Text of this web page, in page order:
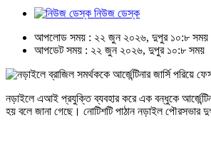
নিউজ ডেস্ক
আপলোড সময় : ২২ জুন ২০২৬, দুপুর ১০:৮ সময়
আপডেট সময় : ২২ জুন ২০২৬, দুপুর ১০:৮ সময়
নড়াইলে এআই প্রযুক্তি ব্যবহার করে এক বন্ধুকে
হয় বলে জানা গেছে। নোটিশটি পাঠান নড়াইল পৌরসভার